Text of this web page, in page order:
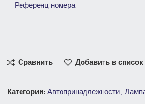
Референц номера
Сравнить Добавить в
Категории: Автопринадлежности